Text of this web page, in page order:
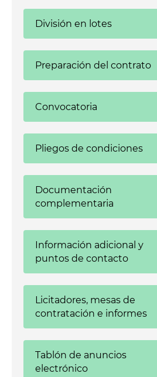
División en lotes
Preparación del contrato
Convocatoria
Pliegos de condiciones
Documentación
complementaria
Información adicional y
puntos de contacto
Licitadores, mesas de
contratación e informes
Tablón de anuncios
electrónico